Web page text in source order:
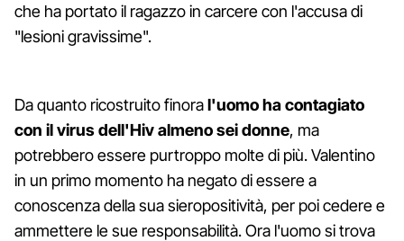
che ha portato il ragazzo in carcere con l'accusa di
"lesioni gravissime".
Da quanto ricostruito finoral'uomo ha contagiato
con il virus dell'Hiv almeno sei donne, ma
potrebbero essere purtroppo molte di più. Valentino
in un primo momento ha negato di essere a
conoscenza della sua sieropositività, per poi cedere e
ammettere le sue responsabilità. Ora l'uomo si trova